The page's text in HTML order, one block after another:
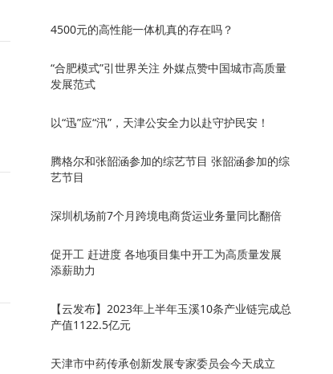
4500元的高性能一体机真的存在吗？
“合肥模式”引世界关注 外媒点赞中国城市高质量
发展范式
以“迅”应“汛”，天津公安全力以赴守护民安！
腾格尔和张韶涵参加的综艺节目 张韶涵参加的综
艺节目
深圳机场前7个月跨境电商货运业务量同比翻倍
促开工 赶进度 各地项目集中开工为高质量发展
添薪助力
【云发布】2023年上半年玉溪10条产业链完成总
产值1122.5亿元
天津市中药传承创新发展专家委员会今天成立